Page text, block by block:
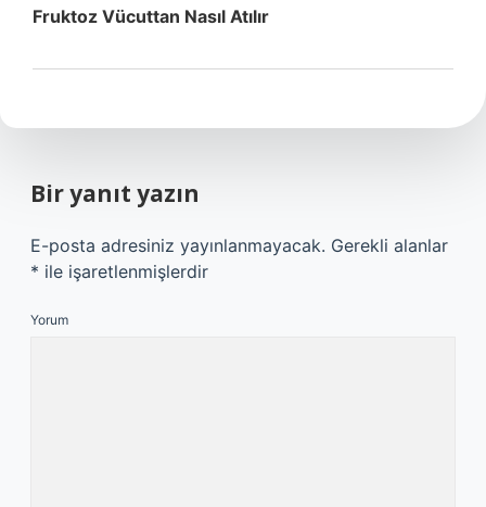
Fruktoz Vücuttan Nasıl Atılır
Bir yanıt yazın
E-posta adresiniz yayınlanmayacak. Gerekli alanlar
* ile işaretlenmişlerdir
Yorum